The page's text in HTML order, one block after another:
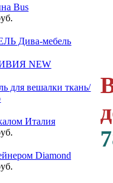
Bus
Дива-мебель
NEW
для вешалки ткань/
Италия
Diamond